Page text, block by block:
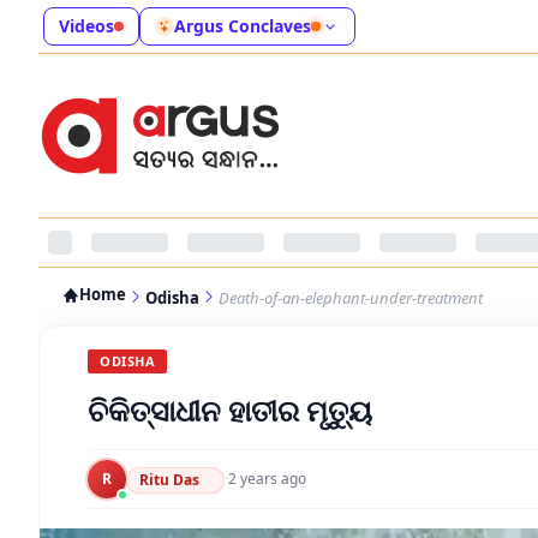
Videos Argus Conclaves
Home Odisha Death-of-an-elephant-under-treatment
ODISHA
ଚିକିତ୍ସାଧୀନ ହାତୀର ମୃତ୍ୟୁ
R Ritu Das ·2 years ago